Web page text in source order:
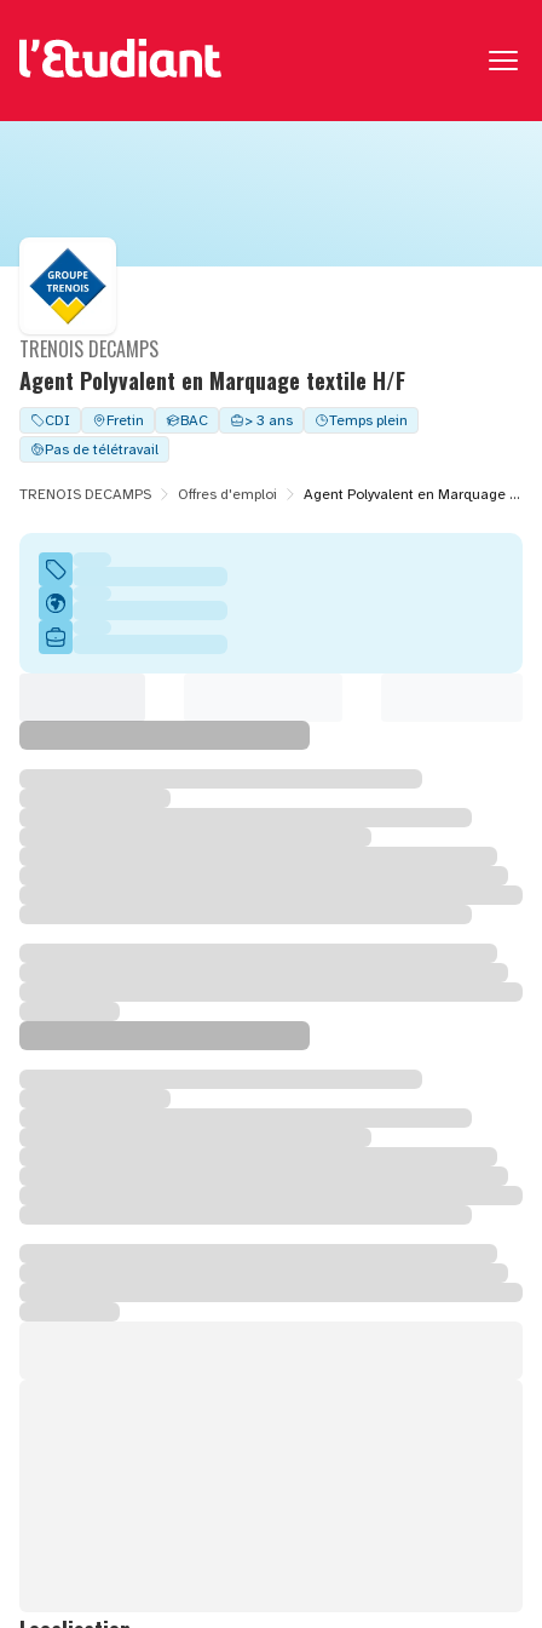
Agent Polyvalent en Marquage textile H/F
TRENOIS DECAMPS
CDI Fretin BAC > 3 ans
Temps plein
Pas de télétravail
TRENOIS DECAMPS Offres d'emploi Agent Polyvalent en Marquage textile H/F